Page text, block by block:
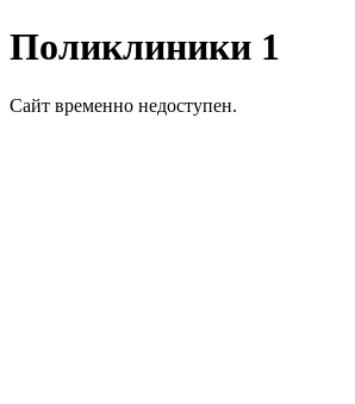
Поликлиники 1
Сайт временно недоступен.